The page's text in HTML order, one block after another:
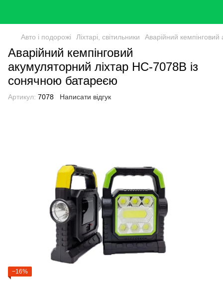
Авто і подорожі Ліхтарі, світильники Аварійний
Аварійний кемпінговий
акумуляторний ліхтар HC-7078B із
сонячною батареєю
Артикул: 7078 Написати відгук
−16%